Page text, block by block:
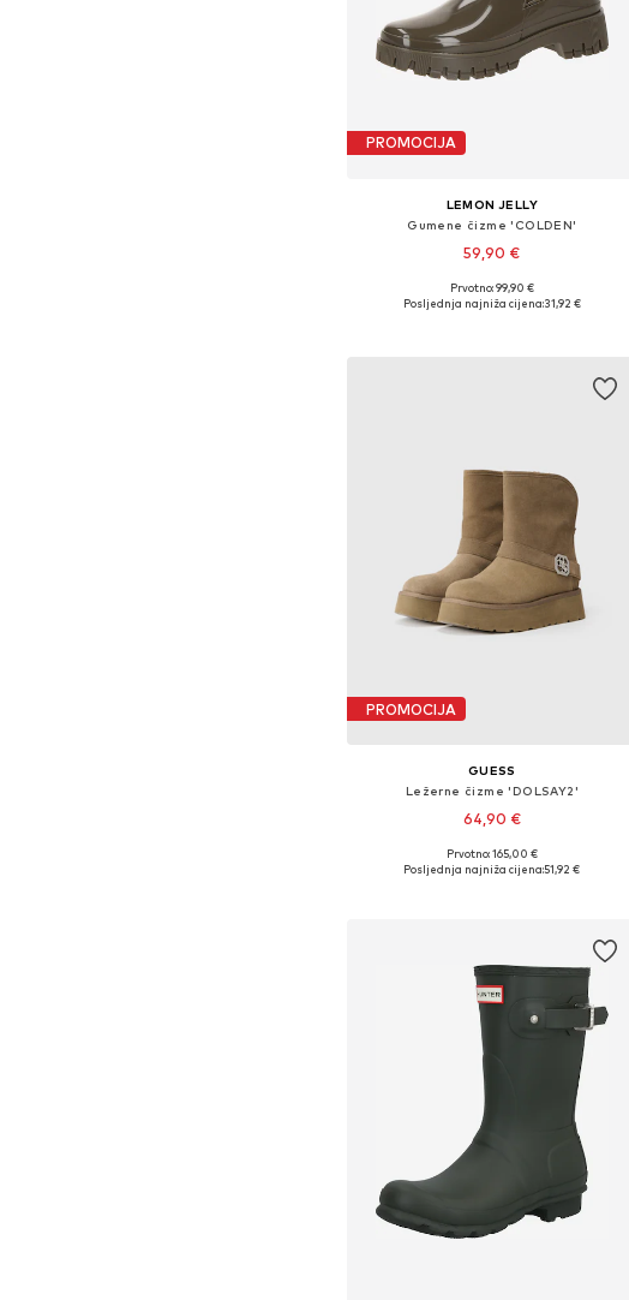
PROMOCIJA
LEMON JELLY
Gumene čizme 'COLDEN'
59,90 €
Dostupne veličine: 36
Prvotno: 99,90 €
Posljednja najniža cijena:31,92 €
PROMOCIJA
GUESS
Ležerne čizme 'DOLSAY2'
64,90 €
Dostupne veličine: 41
Prvotno: 165,00 €
Posljednja najniža cijena:51,92 €